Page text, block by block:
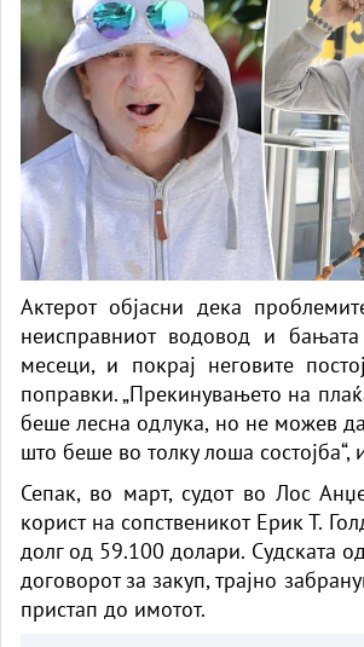
Актерот објасни дека
неисправниот водовод и бањата
месеци, и покрај неговите
поправки. „Прекинувањето на
беше лесна одлука, но не можев
што беше во толку лоша состојба“,
Сепак, во март, судот во Лос
корист на сопственикот Ерик Т.
долг од 59.100 долари. Судската
договорот за закуп, трајно
пристап до имотот.